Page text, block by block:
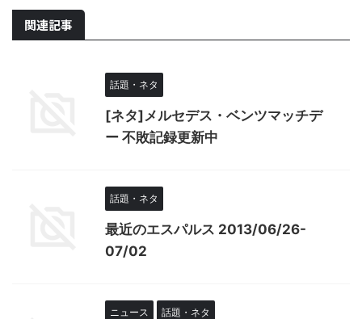
関連記事
話題・ネタ
[ネタ]メルセデス・ベンツマッチデ
ー 不敗記録更新中
話題・ネタ
最近のエスパルス 2013/06/26-
07/02
ニュース 話題・ネタ